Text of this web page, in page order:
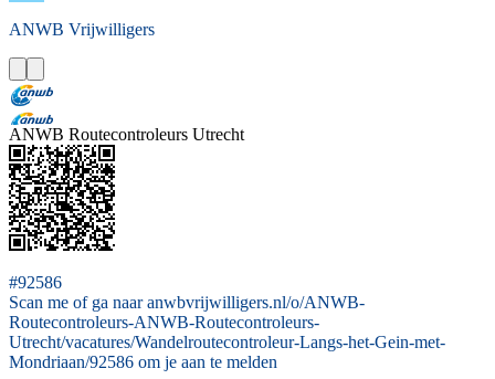
ANWB Vrijwilligers
ANWB Routecontroleurs Utrecht
#92586
Scan me of ga naar anwbvrijwilligers.nl/o/ANWB-
Routecontroleurs-ANWB-Routecontroleurs-
Utrecht/vacatures/Wandelroutecontroleur-Langs-het-Gein-met-
Mondriaan/92586 om je aan te melden